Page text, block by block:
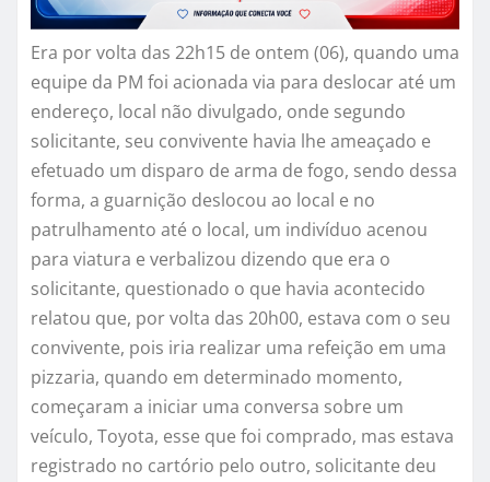
Era por volta das 22h15 de ontem (06), quando uma
equipe da PM foi acionada via para deslocar até um
endereço, local não divulgado, onde segundo
solicitante, seu convivente havia lhe ameaçado e
efetuado um disparo de arma de fogo, sendo dessa
forma, a guarnição deslocou ao local e no
patrulhamento até o local, um indivíduo acenou
para viatura e verbalizou dizendo que era o
solicitante, questionado o que havia acontecido
relatou que, por volta das 20h00, estava com o seu
convivente, pois iria realizar uma refeição em uma
pizzaria, quando em determinado momento,
começaram a iniciar uma conversa sobre um
veículo, Toyota, esse que foi comprado, mas estava
registrado no cartório pelo outro, solicitante deu